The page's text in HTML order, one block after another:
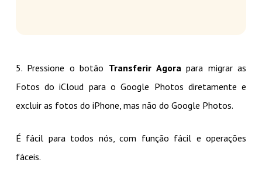
5. Pressione o botão Transferir Agorapara migrar as
Fotos do iCloud para o Google Photos diretamente e
excluir as fotos do iPhone, mas não do Google Photos.
É fácil para todos nós, com função fácil e operações
fáceis.